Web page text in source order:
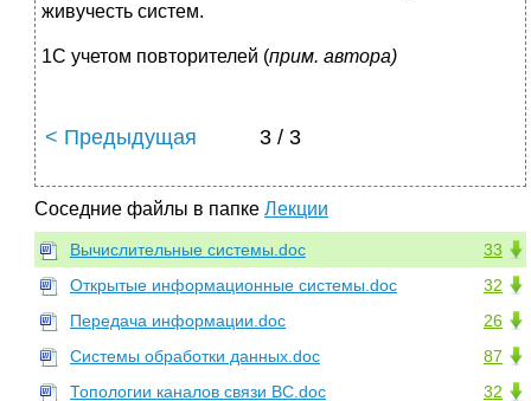
живучесть систем.
1С учетом повторителей (прим. автора)
< Предыдущая 3 / 3
Соседние файлы в папке Лекции
33
Вычислительные системы.doc
32
Открытые информационные системы.doc
26
Передача информации.doc
87
Системы обработки данных.doc
32
Топологии каналов связи ВС.doc